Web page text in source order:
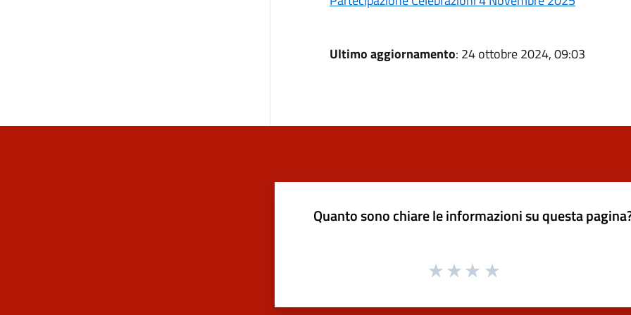
Ultimo aggiornamento: 24 ottobre 2024, 09:03
Quanto sono chiare le informazioni su questa